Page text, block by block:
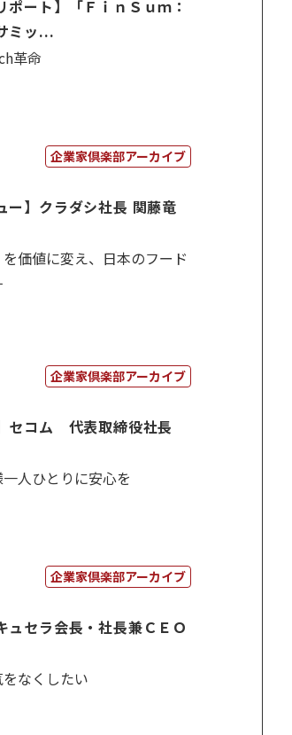
ポート】「ＦｉｎＳｕｍ：
ミッ...
革命
企業家倶楽部アーカイブ
ー】クラダシ社長 関藤竜
を価値に変え、日本のフード
企業家倶楽部アーカイブ
セコム 代表取締役社長
人ひとりに安心を
企業家倶楽部アーカイブ
ュセラ会長・社長兼ＣＥＯ
なくしたい